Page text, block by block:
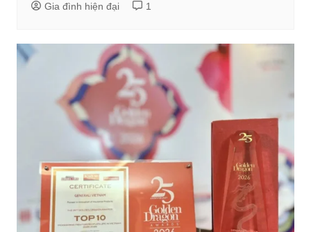
Gia đình hiện đại 1